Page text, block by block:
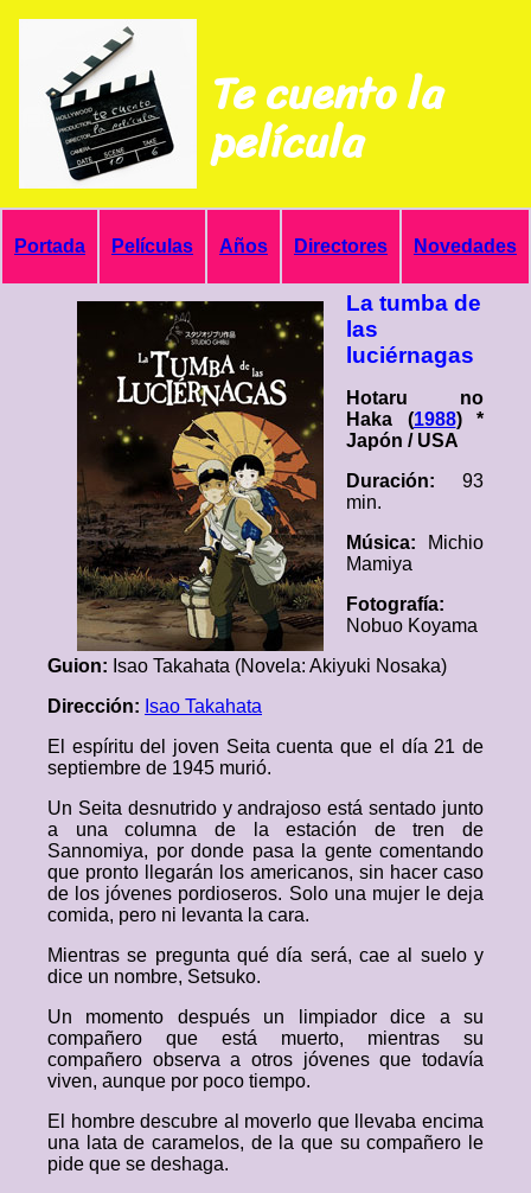
Te cuento la
película
Portada Películas Años Directores Novedades
La tumba de
las
luciérnagas
Hotaru no
Haka (1988) *
Japón / USA
Duración: 93
min.
Música:
Michio
Mamiya
Fotografía:
Nobuo Koyama
Guion: Isao Takahata (Novela: Akiyuki Nosaka)
Dirección: Isao Takahata
El espíritu del joven Seita cuenta que el día 21 de
septiembre de 1945 murió.
Un Seita desnutrido y andrajoso está sentado junto
a una columna de la estación de tren de
Sannomiya, por donde pasa la gente comentando
que pronto llegarán los americanos, sin hacer caso
de los jóvenes pordioseros. Solo una mujer le deja
comida, pero ni levanta la cara.
Mientras se pregunta qué día será, cae al suelo y
dice un nombre, Setsuko.
Un momento después un limpiador dice a su
compañero que está muerto, mientras su
compañero observa a otros jóvenes que todavía
viven, aunque por poco tiempo.
El hombre descubre al moverlo que llevaba encima
una lata de caramelos, de la que su compañero le
pide que se deshaga.